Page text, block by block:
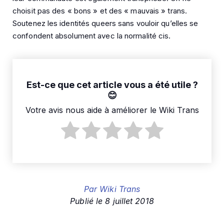
choisit pas des « bons » et des « mauvais » trans.
Soutenez les identités queers sans vouloir qu’elles se
confondent absolument avec la normalité cis.
Est-ce que cet article vous a été utile ?
Votre avis nous aide à améliorer le Wiki Trans
Par Wiki Trans
Publié le 8 juillet 2018